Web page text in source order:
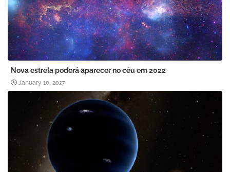
Nova estrela poderá aparecer no céu em 2022
January 10, 2017